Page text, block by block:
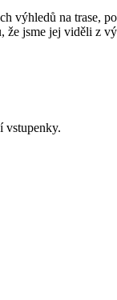
výhledů na trase,
jsme jej viděli z
vstupenky.